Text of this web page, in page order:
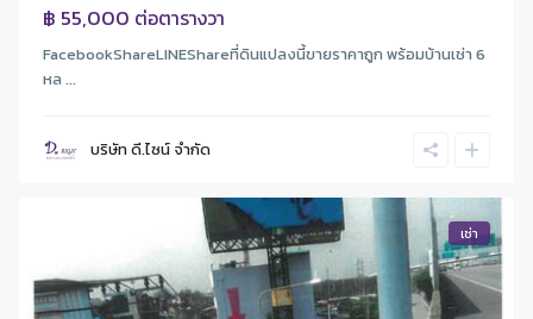
฿ 55,000 ต่อตารางวา
FacebookShareLINEShareที่ดินแปลงนี้ขายราคาถูก พร้อมบ้านเช่า 6
หล ...
บริษัท ดี.ไซน์ จํากัด
เช่า